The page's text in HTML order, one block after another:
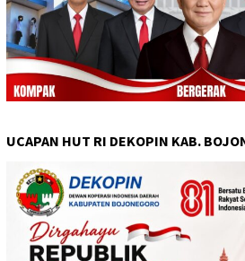
UCAPAN HUT RI DEKOPIN KAB.